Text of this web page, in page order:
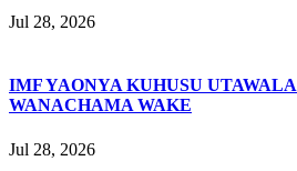
Jul 28, 2026
IMF YAONYA KUHUSU
WANACHAMA WAKE
Jul 28, 2026